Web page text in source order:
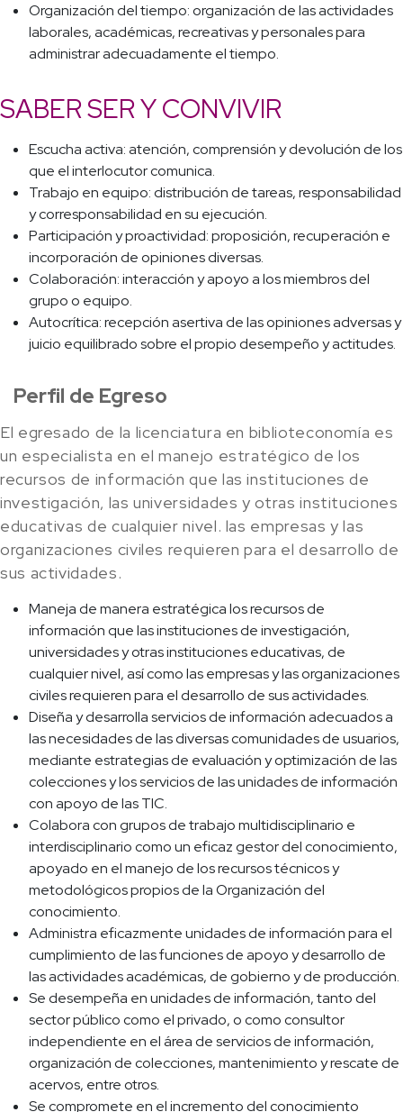
Organización del tiempo: organización de las actividades
laborales, académicas, recreativas y personales para
administrar adecuadamente el tiempo.
SABER SER Y CONVIVIR
Escucha activa: atención, comprensión y devolución de los
que el interlocutor comunica.
Trabajo en equipo: distribución de tareas, responsabilidad
y corresponsabilidad en su ejecución.
Participación y proactividad: proposición, recuperación e
incorporación de opiniones diversas.
Colaboración: interacción y apoyo a los miembros del
grupo o equipo.
Autocrítica: recepción asertiva de las opiniones adversas y
juicio equilibrado sobre el propio desempeño y actitudes.
Perfil de Egreso
El egresado de la licenciatura en biblioteconomía es
un especialista en el manejo estratégico de los
recursos de información que las instituciones de
investigación, las universidades y otras instituciones
educativas de cualquier nivel. las empresas y las
organizaciones civiles requieren para el desarrollo de
sus actividades.
Maneja de manera estratégica los recursos de
información que las instituciones de investigación,
universidades y otras instituciones educativas, de
cualquier nivel, así como las empresas y las organizaciones
civiles requieren para el desarrollo de sus actividades.
Diseña y desarrolla servicios de información adecuados a
las necesidades de las diversas comunidades de usuarios,
mediante estrategias de evaluación y optimización de las
colecciones y los servicios de las unidades de información
con apoyo de las TIC.
Colabora con grupos de trabajo multidisciplinario e
interdisciplinario como un eficaz gestor del conocimiento,
apoyado en el manejo de los recursos técnicos y
metodológicos propios de la Organización del
conocimiento.
Administra eficazmente unidades de información para el
cumplimiento de las funciones de apoyo y desarrollo de
las actividades académicas, de gobierno y de producción.
Se desempeña en unidades de información, tanto del
sector público como el privado, o como consultor
independiente en el área de servicios de información,
organización de colecciones, mantenimiento y rescate de
acervos, entre otros.
Se compromete en el incremento del conocimiento